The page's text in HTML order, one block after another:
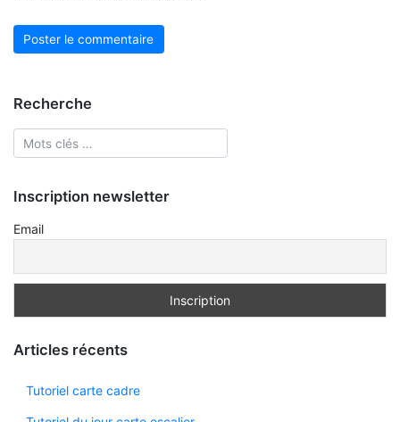
Recherche
Inscription newsletter
Email
Articles récents
Tutoriel carte cadre